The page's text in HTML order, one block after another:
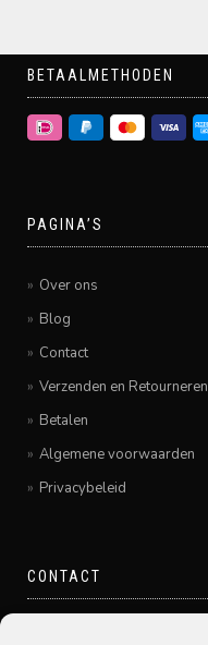
BETAALMETHODEN
PAGINA’S
Over ons
Blog
Contact
Verzenden en Retourneren
Betalen
Algemene voorwaarden
Privacybeleid
CONTACT